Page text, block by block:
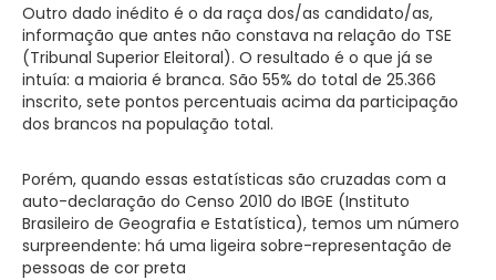
Outro dado inédito é o da raça dos/as candidato/as,
informação que antes não constava na relação do TSE
(Tribunal Superior Eleitoral). O resultado é o que já se
intuía: a maioria é branca. São 55% do total de 25.366
inscrito, sete pontos percentuais acima da participação
dos brancos na população total.
Porém, quando essas estatísticas são cruzadas com a
auto-declaração do Censo 2010 do IBGE (Instituto
Brasileiro de Geografia e Estatística), temos um número
surpreendente: há uma ligeira sobre-representação de
pessoas de cor preta